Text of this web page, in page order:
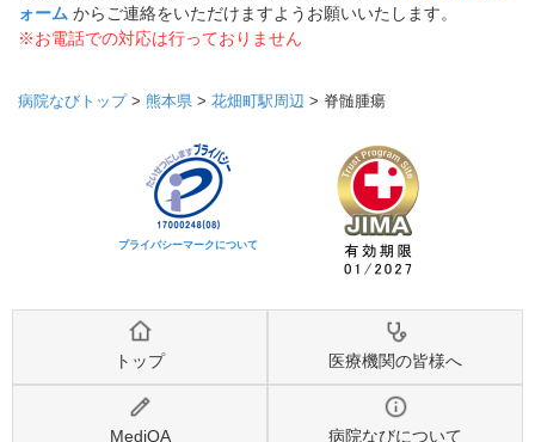
ォーム からご連絡をいただけますようお願いいたします。
※お電話での対応は行っておりません
病院なびトップ> 熊本県 > 花畑町駅周辺 > 脊髄腫瘍
プライバシーマークについて
トップ 医療機関の皆様へ
MediQA 病院なびについて